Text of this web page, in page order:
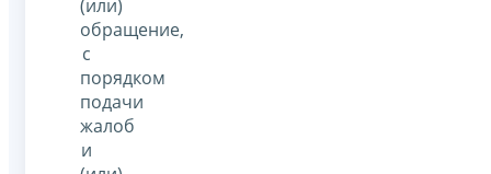
(или)
обращение,
с
порядком
подачи
жалоб
и